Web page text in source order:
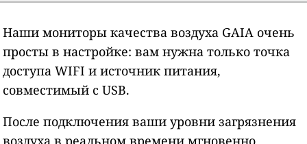
Наши мониторы качества воздуха GAIA очень
просты в настройке: вам нужна только точка
доступа WIFI и источник питания,
совместимый с USB.
После подключения ваши уровни загрязнения
воздуха в реальном времени мгновенно